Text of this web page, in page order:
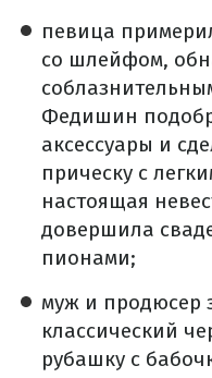
певица
со шлейфом,
Федишин
аксессуары и
прическу с
настоящая
довершила
пионами;
муж и продюсер
классический
рубашку с